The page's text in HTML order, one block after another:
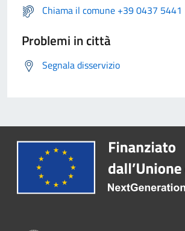
Chiama il comune +39 0437 5441
Problemi in città
Segnala disservizio